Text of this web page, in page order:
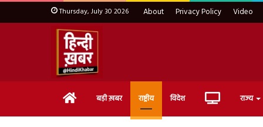
Thursday, July 30 2026 About Privacy Policy Video
Home बड़ी ख़बर राष्ट्रीय विदेश Live राज्य